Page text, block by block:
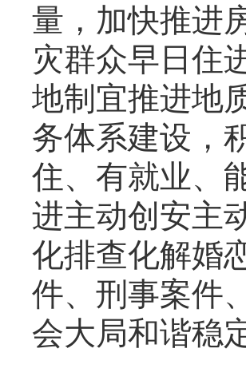
量，加快推进
灾群众早日住
地制宜推进地
务体系建设，
住、有就业、
进主动创安主
化排查化解婚
件、刑事案件
会大局和谐稳